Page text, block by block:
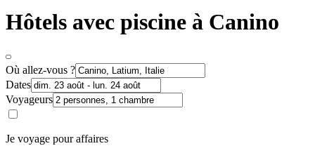
Hôtels avec piscine à Canino
Où allez-vous ?
Dates
Voyageurs
Je voyage pour affaires